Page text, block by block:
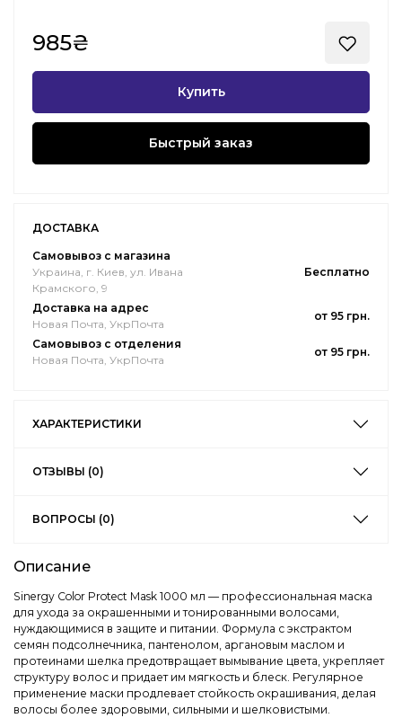
985₴
Купить
Быстрый заказ
ДОСТАВКА
Самовывоз с магазина
Украина, г. Киев, ул. Ивана
Крамского, 9
Бесплатно
Доставка на адрес
Новая Почта, УкрПочта
от 95 грн.
Самовывоз с отделения
Новая Почта, УкрПочта
от 95 грн.
ХАРАКТЕРИСТИКИ
ОТЗЫВЫ (0)
ВОПРОСЫ (0)
Описание
Sinergy Color Protect Mask 1000 мл — профессиональная маска
для ухода за окрашенными и тонированными волосами,
нуждающимися в защите и питании. Формула с экстрактом
семян подсолнечника, пантенолом, аргановым маслом и
протеинами шелка предотвращает вымывание цвета, укрепляет
структуру волос и придает им мягкость и блеск. Регулярное
применение маски продлевает стойкость окрашивания, делая
волосы более здоровыми, сильными и шелковистыми.